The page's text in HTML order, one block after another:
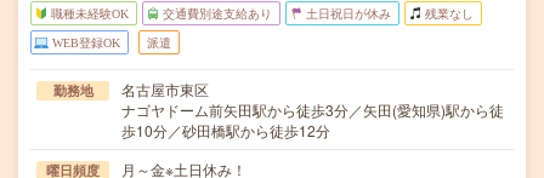
職種未経験OK 交通費別途支給あり 土日祝日が休み 残業なし
WEB登録OK 派遣
勤務地
名古屋市東区
ナゴヤドーム前矢田駅から徒歩3分／矢田(愛知県)駅から徒
歩10分／砂田橋駅から徒歩12分
曜日頻度 月～金※土日休み！